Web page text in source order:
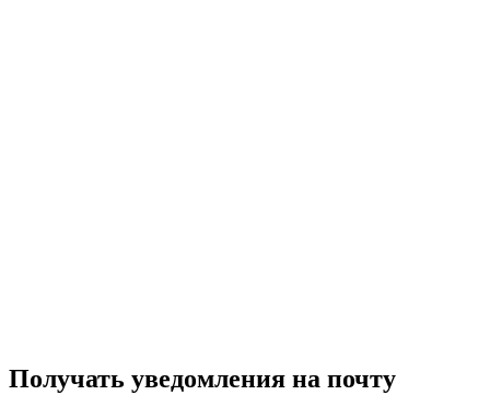
Получать уведомления на почту